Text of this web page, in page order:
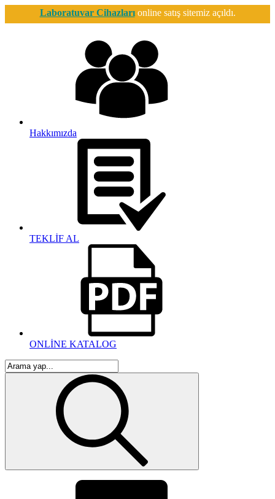
Laboratuvar Cihazlarıonline satış sitemiz açıldı.
Hakkımızda
TEKLİF AL
ONLİNE KATALOG